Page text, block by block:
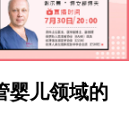
婴儿领域的